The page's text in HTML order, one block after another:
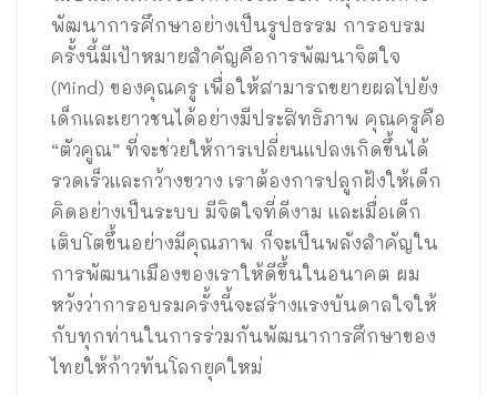
พัฒนาการศึกษาอย่างเป็นรูปธรรม การอบรม
ครั้งนี้มีเป้าหมายสำคัญคือการพัฒนาจิตใจ
(Mind) ของคุณครู เพื่อให้สามารถขยายผลไปยัง
เด็กและเยาวชนได้อย่างมีประสิทธิภาพ คุณครูคือ
“ตัวคูณ” ที่จะช่วยให้การเปลี่ยนแปลงเกิดขึ้นได้
รวดเร็วและกว้างขวาง เราต้องการปลูกฝังให้เด็ก
คิดอย่างเป็นระบบ มีจิตใจที่ดีงาม และเมื่อเด็ก
เติบโตขึ้นอย่างมีคุณภาพ ก็จะเป็นพลังสำคัญใน
การพัฒนาเมืองของเราให้ดีขึ้นในอนาคต ผม
หวังว่าการอบรมครั้งนี้จะสร้างแรงบันดาลใจให้
กับทุกท่านในการร่วมกันพัฒนาการศึกษาของ
ไทยให้ก้าวทันโลกยุคใหม่